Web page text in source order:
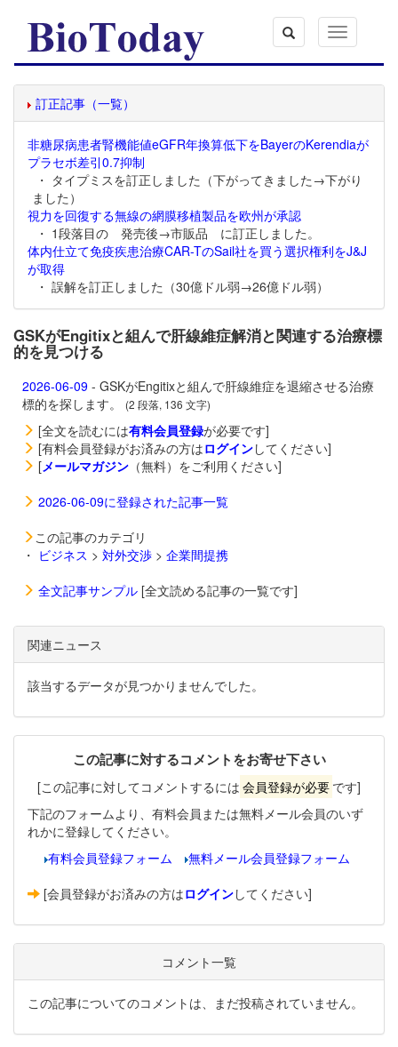
Toggle
navigation
訂正記事（一覧）
非糖尿病患者腎機能値eGFR年換算低下をBayerのKerendiaが
プラセボ差引0.7抑制
・ タイプミスを訂正しました（下がってきました→下がり
ました）
視力を回復する無線の網膜移植製品を欧州が承認
・ 1段落目の 発売後→市販品 に訂正しました。
体内仕立て免疫疾患治療CAR-TのSail社を買う選択権利をJ&J
が取得
・ 誤解を訂正しました（30億ドル弱→26億ドル弱）
GSKがEngitixと組んで肝線維症解消と関連する治療標
的を見つける
2026-06-09 - GSKがEngitixと組んで肝線維症を退縮させる治療
標的を探します。
(2 段落, 136 文字)
[全文を読むには有料会員登録が必要です]
[有料会員登録がお済みの方はログインしてください]
[メールマガジン （無料）をご利用ください]
2026-06-09に登録された記事一覧
この記事のカテゴリ
・ ビジネス > 対外交渉 > 企業間提携
全文記事サンプル [全文読める記事の一覧です]
関連ニュース
該当するデータが見つかりませんでした。
この記事に対するコメントをお寄せ下さい
[この記事に対してコメントするには 会員登録が必要 です]
下記のフォームより、有料会員または無料メール会員のいず
れかに登録してください。
有料会員登録フォーム
無料メール会員登録フォーム
[会員登録がお済みの方はログインしてください]
コメント一覧
この記事についてのコメントは、まだ投稿されていません。